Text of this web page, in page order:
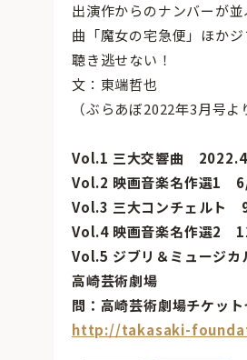
出演作からのナンバーが
曲「魔女の宅急便」ほか
聴き逃せない！
文：東端哲也
（ぶらあぼ2022年3月号よ
Vol.1 三大交響曲
Vol.2 映画音楽名作選1
Vol.3 三大コンチェルト
Vol.4 映画音楽名作選2
Vol.5 ジブリ＆ミュージ
高崎芸術劇場
問：高崎芸術劇場チケッ
http://takasaki-